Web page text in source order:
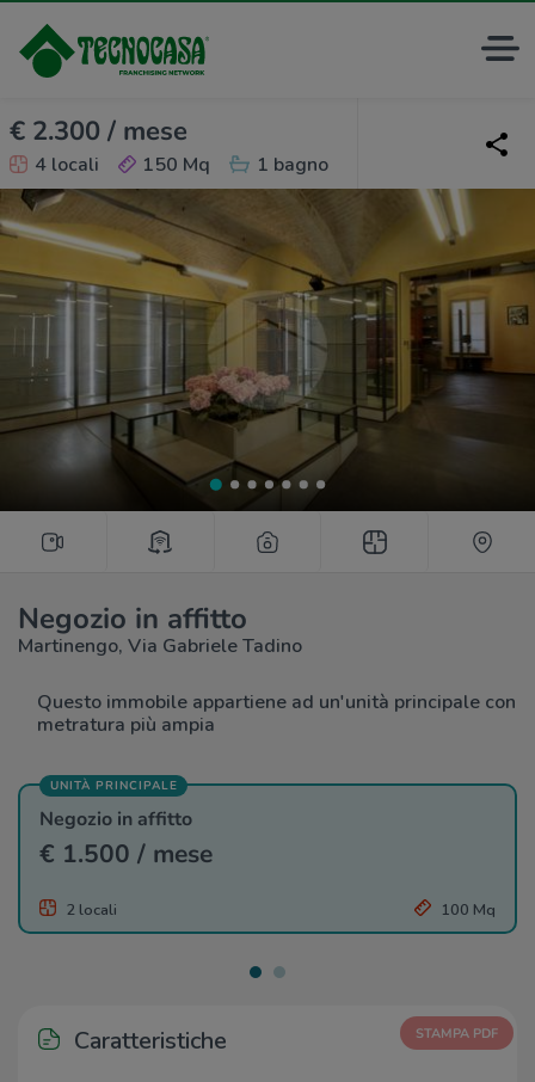
€ 2.300 / mese
4 locali 150 Mq 1 bagno
Negozio in affitto
Martinengo, Via Gabriele Tadino
Questo immobile appartiene ad un'unità principale con
metratura più ampia
UNITÀ PRINCIPALE
Negozio in affitto
€ 1.500 / mese
2 locali 100 Mq
Caratteristiche STAMPA PDF